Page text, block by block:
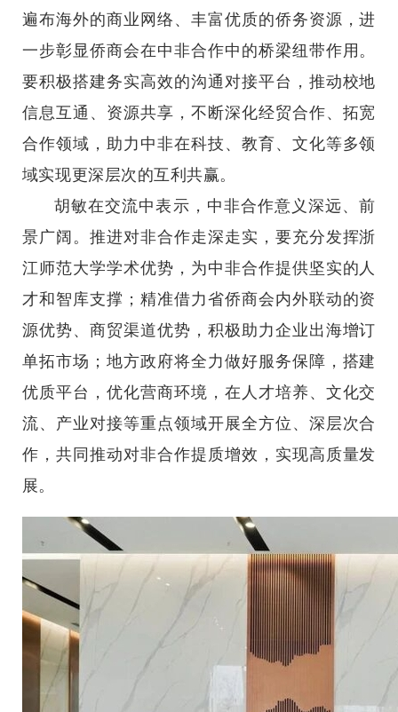
遍布海外的商业网络、丰富优质的侨务资源，进
一步彰显侨商会在中非合作中的桥梁纽带作用。
要积极搭建务实高效的沟通对接平台，推动校地
信息互通、资源共享，不断深化经贸合作、拓宽
合作领域，助力中非在科技、教育、文化等多领
域实现更深层次的互利共赢。
胡敏在交流中表示，中非合作意义深远、前
景广阔。推进对非合作走深走实，要充分发挥浙
江师范大学学术优势，为中非合作提供坚实的人
才和智库支撑；精准借力省侨商会内外联动的资
源优势、商贸渠道优势，积极助力企业出海增订
单拓市场；地方政府将全力做好服务保障，搭建
优质平台，优化营商环境，在人才培养、文化交
流、产业对接等重点领域开展全方位、深层次合
作，共同推动对非合作提质增效，实现高质量发
展。